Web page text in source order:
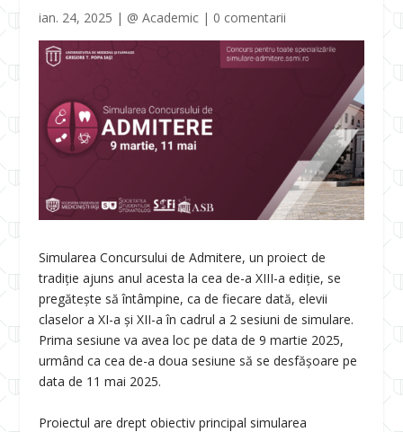
ian. 24, 2025 | @ Academic| 0 comentarii
Simularea Concursului de Admitere, un proiect de
tradiție ajuns anul acesta la cea de-a XIII-a ediție, se
pregătește să întâmpine, ca de fiecare dată, elevii
claselor a XI-a și XII-a în cadrul a 2 sesiuni de simulare.
Prima sesiune va avea loc pe data de 9 martie 2025,
urmând ca cea de-a doua sesiune să se desfășoare pe
data de 11 mai 2025.
Proiectul are drept obiectiv principal simularea